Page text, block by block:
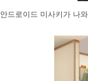
안드로이드 미사키가 나